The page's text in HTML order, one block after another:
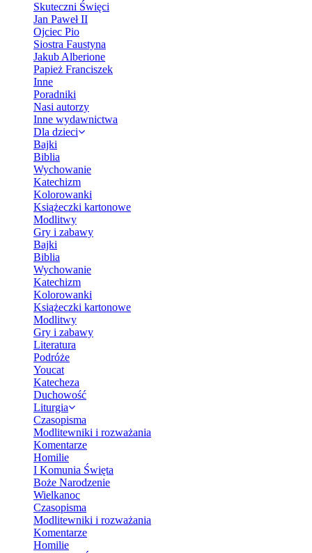
Skuteczni Święci
Jan Paweł II
Ojciec Pio
Siostra Faustyna
Jakub Alberione
Papież Franciszek
Inne
Poradniki
Nasi autorzy
Inne wydawnictwa
Dla dzieci
Bajki
Biblia
Wychowanie
Katechizm
Kolorowanki
Książeczki kartonowe
Modlitwy
Gry i zabawy
Bajki
Biblia
Wychowanie
Katechizm
Kolorowanki
Książeczki kartonowe
Modlitwy
Gry i zabawy
Literatura
Podróże
Youcat
Katecheza
Duchowość
Liturgia
Czasopisma
Modlitewniki i rozważania
Komentarze
Homilie
I Komunia Święta
Boże Narodzenie
Wielkanoc
Czasopisma
Modlitewniki i rozważania
Komentarze
Homilie